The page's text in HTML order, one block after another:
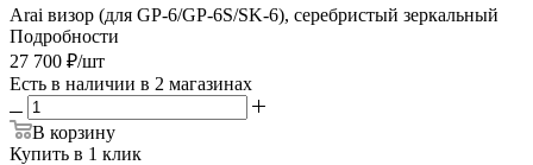
Arai визор (для GP-6/GP-6S/SK-6), серебристый зеркальный
Подробности
27 700 ₽/шт
Есть в наличии в 2 магазинах
В корзину
Купить в 1 клик